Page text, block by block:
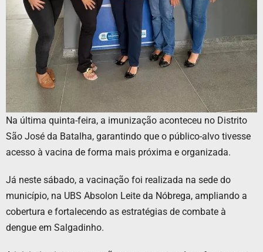
Na última quinta-feira, a imunização aconteceu no Distrito
São José da Batalha, garantindo que o público-alvo tivesse
acesso à vacina de forma mais próxima e organizada.
Já neste sábado, a vacinação foi realizada na sede do
município, na UBS Absolon Leite da Nóbrega, ampliando a
cobertura e fortalecendo as estratégias de combate à
dengue em Salgadinho.